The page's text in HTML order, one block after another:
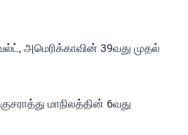
அமெரிக்காவின் 39வது முதல்
மாநிலத்தின் 6வது